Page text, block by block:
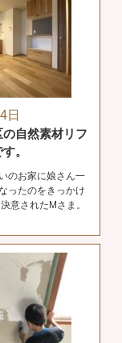
日
自然素材リフ
。
のお家に娘さん一
ったのをきっかけ
意されたMさま。